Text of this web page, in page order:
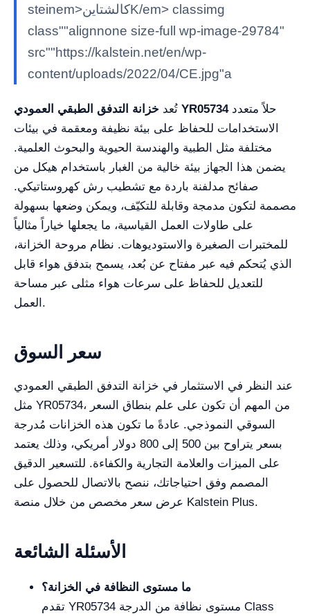
steinem>كالشتاينK/em> classimg
class""alignnone size-full wp-image-29784"
src""https://kalstein.net/en/wp-
content/uploads/2022/04/CE.jpg"a
تُعد خزانة التدفق الطبقي العمودي YR05734حلاً متعدد
الاستخدامات للحفاظ على بيئة نظيفة ومعقمة في بيئات
مختلفة مثل الطبية والهندسة الحيوية والبحوث العلمية.
يضمن هذا الجهاز بيئة خالية من الغبار باستخدام هيكل من
صفائح مدلفنة باردة مع تشطيب رش كهروستاتيكي.
مصممة لتكون مدمجة وقابلة للتكيّف، ويمكن وضعها بسهولة
على طاولات العمل القياسية، ما يجعلها خياراً مثالياً
للمختبرات الصغيرة والاستوديوهات. نظام مروحة الخزانة،
الذي يُتحكم فيه عبر مفتاح عن بُعد، يسمح بتدفق هواء قابل
للتعديل للحفاظ على سرعات هواء مثلى عبر مساحة
العمل.
سعر السوق
عند النظر في الاستثمار في خزانة التدفق الطبقي العمودي
مثل YR05734، من المهم أن تكون على علم بنطاق السعر
السوقي النموذجي. عادةً ما تكون هذه الخزانات مُدرجة
بسعر يتراوح بين 500 إلى 800 دولار أمريكي، وذلك يعتمد
على الميزات والعلامة التجارية والكفاءة. للتسعير الدقيق
المصمم وفق احتياجاتك، ننصح بالاتصال للحصول على
عرض سعر مخصص من خلال منصة Kalstein Plus.
الأسئلة الشائعة
ما مستوى النظافة في الخزانة؟
تقدم YR05734 مستوى نظافة من الدرجة Class